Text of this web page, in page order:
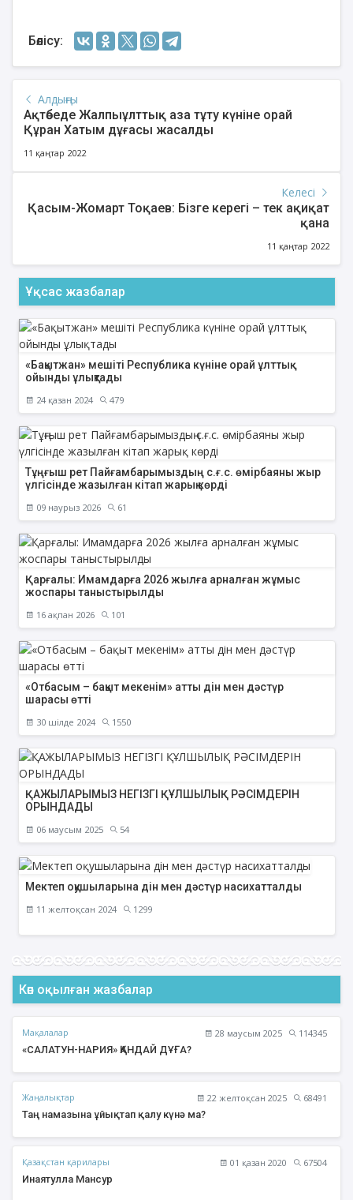
Бөлісу:
Алдыңғы
Ақтөбеде Жалпыұлттық аза тұту күніне орай
Құран Хатым дұғасы жасалды
11 қаңтар 2022
Келесі
Қасым-Жомарт Тоқаев: Бізге керегі – тек ақиқат
қана
11 қаңтар 2022
Ұқсас жазбалар
«Бақытжан» мешіті Республика күніне орай ұлттық
ойынды ұлықтады
24 қазан 2024 479
Тұңғыш рет Пайғамбарымыздың с.ғ.с. өмірбаяны жыр
үлгісінде жазылған кітап жарық көрді
09 наурыз 2026 61
Қарғалы: Имамдарға 2026 жылға арналған жұмыс
жоспары таныстырылды
16 ақпан 2026 101
«Отбасым – бақыт мекенім» атты дін мен дәстүр
шарасы өтті
30 шілде 2024 1550
ҚАЖЫЛАРЫМЫЗ НЕГІЗГІ ҚҰЛШЫЛЫҚ РӘСІМДЕРІН
ОРЫНДАДЫ
06 маусым 2025 54
Мектеп оқушыларына дін мен дәстүр насихатталды
11 желтоқсан 2024 1299
Көп оқылған жазбалар
Мақалалар 28 маусым 2025
114345
«САЛАТУН-НАРИЯ» ҚАНДАЙ ДҰҒА?
Жаңалықтар 22 желтоқсан 2025
68491
Таң намазына ұйықтап қалу күнә ма?
Қазақстан қарилары 01 қазан 2020
67504
Инаятулла Мансур